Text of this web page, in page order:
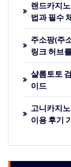
랜드카지
법과 필수
주소팡(주
링크 허브
샬롬토토
이드
고니카지
이용 후기